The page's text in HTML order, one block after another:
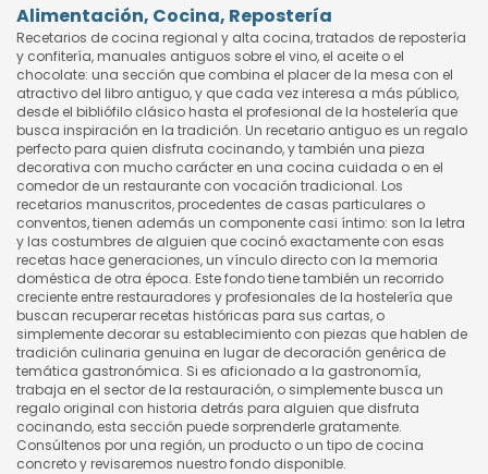
Alimentación, Cocina, Repostería
Recetarios de cocina regional y alta cocina, tratados de repostería
y confitería, manuales antiguos sobre el vino, el aceite o el
chocolate: una sección que combina el placer de la mesa con el
atractivo del libro antiguo, y que cada vez interesa a más público,
desde el bibliófilo clásico hasta el profesional de la hostelería que
busca inspiración en la tradición. Un recetario antiguo es un regalo
perfecto para quien disfruta cocinando, y también una pieza
decorativa con mucho carácter en una cocina cuidada o en el
comedor de un restaurante con vocación tradicional. Los
recetarios manuscritos, procedentes de casas particulares o
conventos, tienen además un componente casi íntimo: son la letra
y las costumbres de alguien que cocinó exactamente con esas
recetas hace generaciones, un vínculo directo con la memoria
doméstica de otra época. Este fondo tiene también un recorrido
creciente entre restauradores y profesionales de la hostelería que
buscan recuperar recetas históricas para sus cartas, o
simplemente decorar su establecimiento con piezas que hablen de
tradición culinaria genuina en lugar de decoración genérica de
temática gastronómica. Si es aficionado a la gastronomía,
trabaja en el sector de la restauración, o simplemente busca un
regalo original con historia detrás para alguien que disfruta
cocinando, esta sección puede sorprenderle gratamente.
Consúltenos por una región, un producto o un tipo de cocina
concreto y revisaremos nuestro fondo disponible.